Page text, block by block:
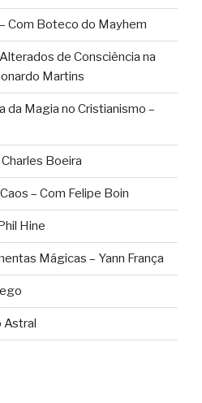
Com Boteco do Mayhem
de Consciência na
Martins
da Magia no Cristianismo –
Boeira
– Com Felipe Boin
Hine
Mágicas – Yann França
Astral